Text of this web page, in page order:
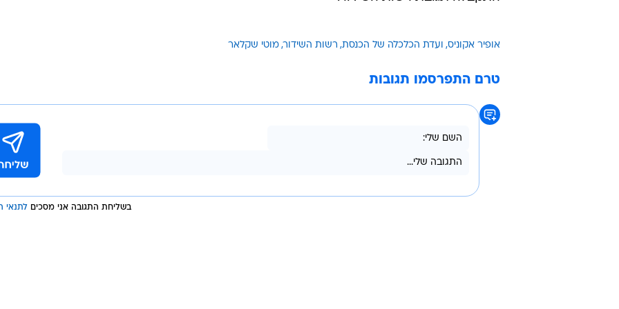
אופיר אקוניס ועדת הכלכלה של הכנסת רשות השידור מוטי שקלאר
טרם התפרסמו תגובות
בשליחת התגובה אני מסכים לתנאי